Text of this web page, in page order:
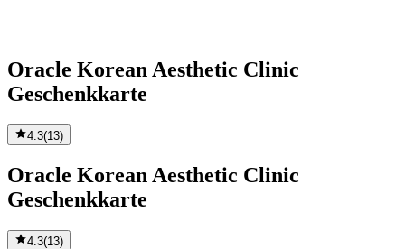
Oracle Korean Aesthetic Clinic
Geschenkkarte
4.3(13)
Oracle Korean Aesthetic Clinic
Geschenkkarte
4.3(13)